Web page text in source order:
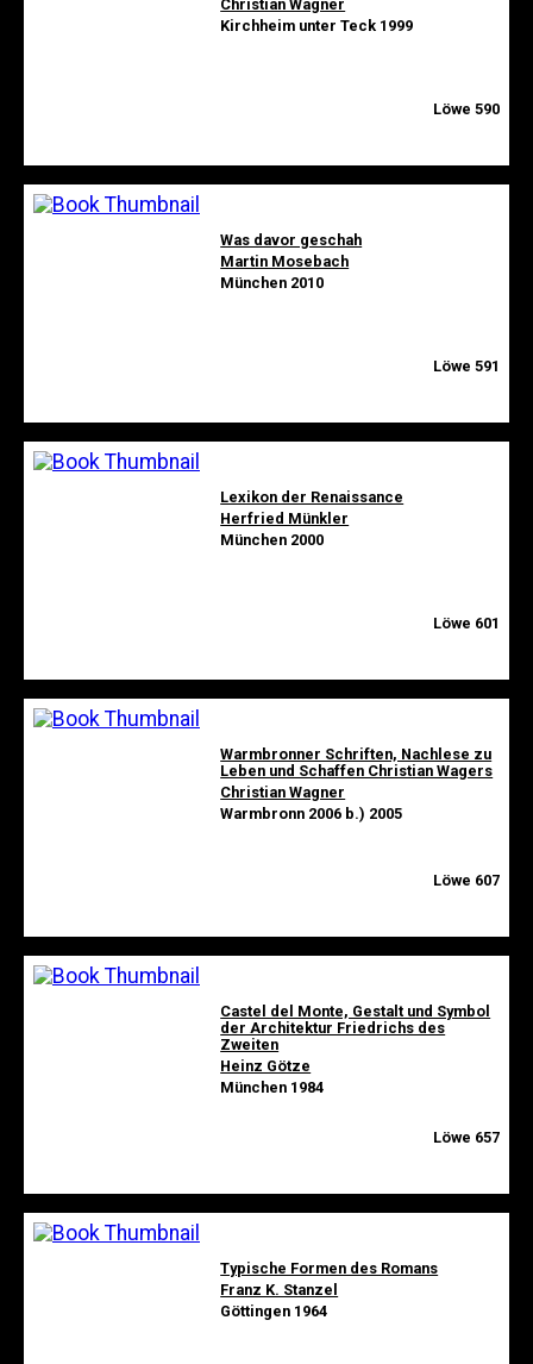
Christian Wagner
Kirchheim unter Teck 1999
Löwe 590
Was davor geschah
Martin Mosebach
München 2010
Löwe 591
Lexikon der Renaissance
Herfried Münkler
München 2000
Löwe 601
Warmbronner Schriften, Nachlese zu
Leben und Schaffen Christian Wagers
Christian Wagner
Warmbronn 2006 b.) 2005
Löwe 607
Castel del Monte, Gestalt und Symbol
der Architektur Friedrichs des
Zweiten
Heinz Götze
München 1984
Löwe 657
Typische Formen des Romans
Franz K. Stanzel
Göttingen 1964